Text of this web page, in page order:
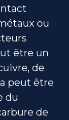
ou
être un
de
peut être
du
de